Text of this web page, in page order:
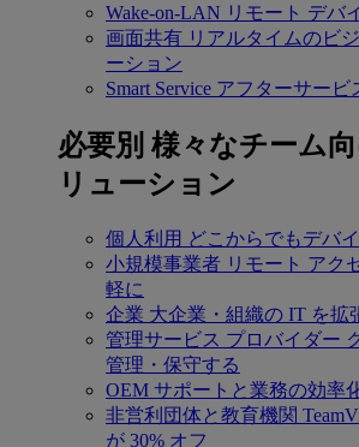
Wake-on-LAN リモート デバ
画面共有 リアルタイムのビ
ーション
Smart Service アフターサービ
必要別 様々なチーム
リューション
個人利用 どこからでもデバ
小規模事業者 リモート アク
軽に
企業 大企業・組織の IT を拡
管理サービス プロバイダー
管理・保守する
OEM サポートと業務の効率
非営利団体と教育機関
が 30% オフ